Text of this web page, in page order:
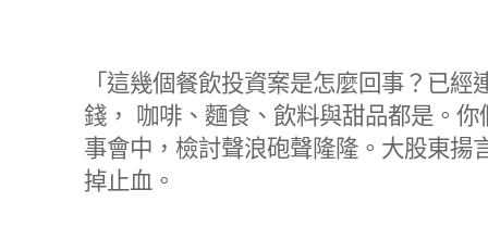
「這幾個餐飲投資案是怎麼回事？已
錢，
咖啡、麵食、飲料與甜品都是。
事會中，檢討聲浪砲聲隆隆。大股東揚
掉止血。